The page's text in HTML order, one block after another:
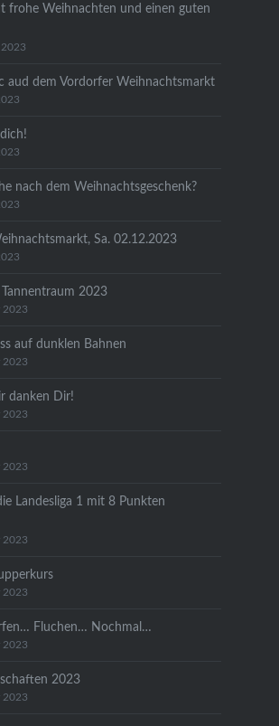
frohe Weihnachten und einen guten
2023
aud dem Vordorfer Weihnachtsmarkt
nach dem Weihnachtsgeschenk?
Sa. 02.12.2023
2023
2023
auf dunklen Bahnen
2023
danken Dir!
2023
2023
Landesliga 1 mit 8 Punkten
2023
2023
Fluchen… Nochmal…
2023
2023
2023